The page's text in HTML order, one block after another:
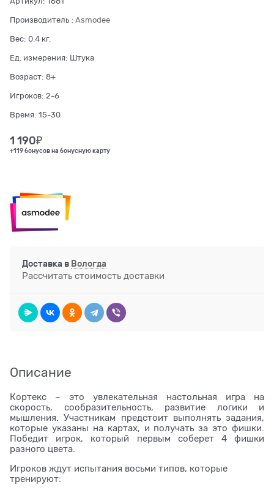
Производитель : Asmodee
Вес: 0.4 кг.
Ед. измерения: Штука
Возраст: 8+
Игроков: 2-6
Время: 15-30
1 190₽
+119 бонусов на бонусную карту
Доставка в Вологда
Рассчитать стоимость доставки
Описание
Кортекс – это увлекательная настольная игра на
скорость, сообразительность, развитие логики и
мышления. Участникам предстоит выполнять задания,
которые указаны на картах, и получать за это фишки.
Победит игрок, который первым соберет 4 фишки
разного цвета.
Игроков ждут испытания восьми типов, которые
тренируют: